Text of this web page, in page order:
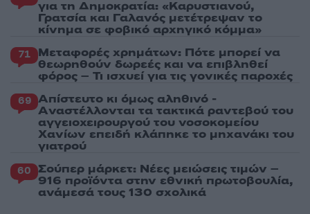
για τη Δημοκρατία: «Καρυστιανού,
Γρατσία και Γαλανός μετέτρεψαν το
κίνημα σε φοβικό αρχηγικό κόμμα»
71 Μεταφορές χρημάτων: Πότε μπορεί να
θεωρηθούν δωρεές και να επιβληθεί
φόρος – Τι ισχυεί για τις γονικές παροχές
69 Απίστευτο κι όμως αληθινό -
Aναστέλλονται τα τακτικά ραντεβού του
αγγειοχειρουργού του νοσοκομείου
Χανίων επειδή κλάπηκε το μηχανάκι του
γιατρού
60 Σούπερ μάρκετ: Νέες μειώσεις τιμών –
916 προϊόντα στην εθνική πρωτοβουλία,
ανάμεσά τους 130 σχολικά